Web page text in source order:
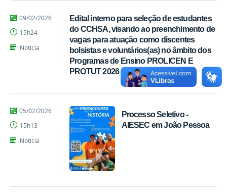
Edital interno para seleção de estudantes
do CCHSA, visando ao preenchimento de
vagas para atuação como discentes
bolsistas e voluntários(as) no âmbito dos
Programas de Ensino PROLICEN E
PROTUT 2026
por
publicado
09/02/2026
15h24
Notícia
Processo Seletivo -
AIESEC em João Pessoa
por
publicado
05/02/2026
15h13
Notícia